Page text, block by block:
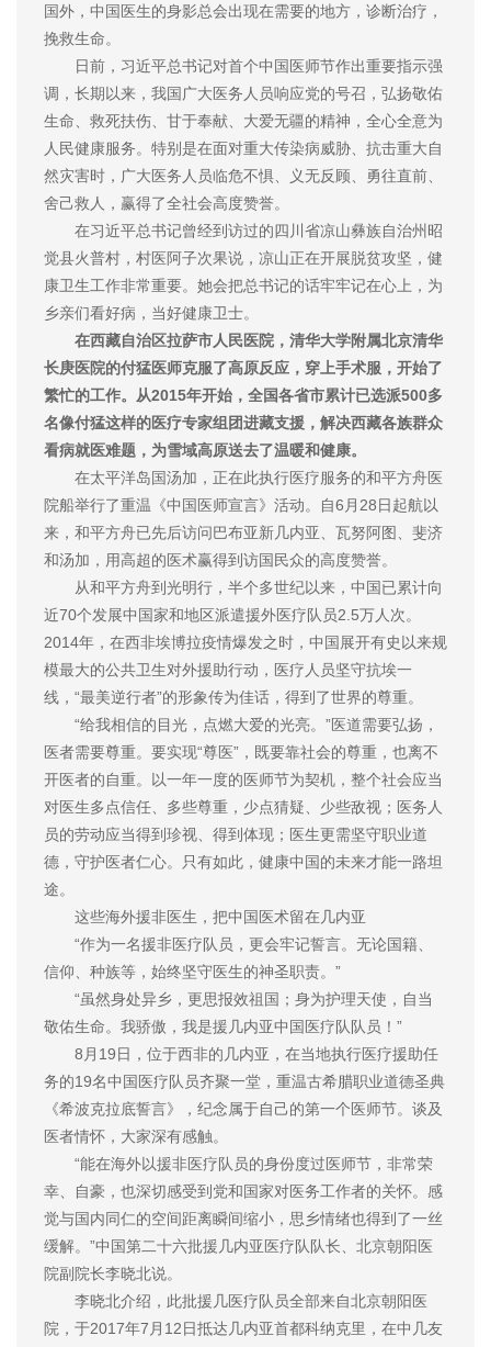
国外，中国医生的身影总会出现在需要的地方，诊断治疗，
挽救生命。
日前，习近平总书记对首个中国医师节作出重要指示强
调，长期以来，我国广大医务人员响应党的号召，弘扬敬佑
生命、救死扶伤、甘于奉献、大爱无疆的精神，全心全意为
人民健康服务。特别是在面对重大传染病威胁、抗击重大自
然灾害时，广大医务人员临危不惧、义无反顾、勇往直前、
舍己救人，赢得了全社会高度赞誉。
在习近平总书记曾经到访过的四川省凉山彝族自治州昭
觉县火普村，村医阿子次果说，凉山正在开展脱贫攻坚，健
康卫生工作非常重要。她会把总书记的话牢牢记在心上，为
乡亲们看好病，当好健康卫士。
在西藏自治区拉萨市人民医院，清华大学附属北京清华
长庚医院的付猛医师克服了高原反应，穿上手术服，开始了
繁忙的工作。从2015年开始，全国各省市累计已选派500多
名像付猛这样的医疗专家组团进藏支援，解决西藏各族群众
看病就医难题，为雪域高原送去了温暖和健康。
在太平洋岛国汤加，正在此执行医疗服务的和平方舟医
院船举行了重温《中国医师宣言》活动。自6月28日起航以
来，和平方舟已先后访问巴布亚新几内亚、瓦努阿图、斐济
和汤加，用高超的医术赢得到访国民众的高度赞誉。
从和平方舟到光明行，半个多世纪以来，中国已累计向
近70个发展中国家和地区派遣援外医疗队员2.5万人次。
2014年，在西非埃博拉疫情爆发之时，中国展开有史以来规
模最大的公共卫生对外援助行动，医疗人员坚守抗埃一
线，“最美逆行者”的形象传为佳话，得到了世界的尊重。
“给我相信的目光，点燃大爱的光亮。”医道需要弘扬，
医者需要尊重。要实现“尊医”，既要靠社会的尊重，也离不
开医者的自重。以一年一度的医师节为契机，整个社会应当
对医生多点信任、多些尊重，少点猜疑、少些敌视；医务人
员的劳动应当得到珍视、得到体现；医生更需坚守职业道
德，守护医者仁心。只有如此，健康中国的未来才能一路坦
途。
这些海外援非医生，把中国医术留在几内亚
“作为一名援非医疗队员，更会牢记誓言。无论国籍、
信仰、种族等，始终坚守医生的神圣职责。”
“虽然身处异乡，更思报效祖国；身为护理天使，自当
敬佑生命。我骄傲，我是援几内亚中国医疗队队员！”
8月19日，位于西非的几内亚，在当地执行医疗援助任
务的19名中国医疗队员齐聚一堂，重温古希腊职业道德圣典
《希波克拉底誓言》，纪念属于自己的第一个医师节。谈及
医者情怀，大家深有感触。
“能在海外以援非医疗队员的身份度过医师节，非常荣
幸、自豪，也深切感受到党和国家对医务工作者的关怀。感
觉与国内同仁的空间距离瞬间缩小，思乡情绪也得到了一丝
缓解。”中国第二十六批援几内亚医疗队队长、北京朝阳医
院副院长李晓北说。
李晓北介绍，此批援几医疗队员全部来自北京朝阳医
院，于2017年7月12日抵达几内亚首都科纳克里，在中几友